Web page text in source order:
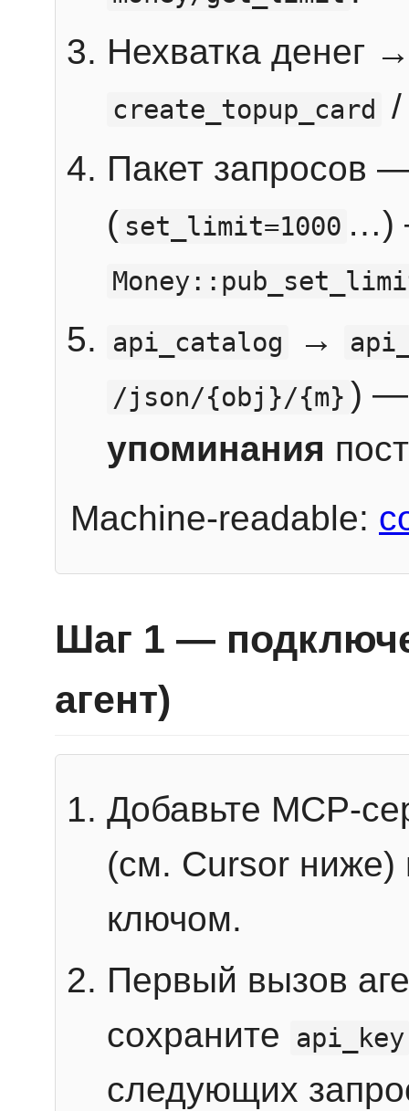
Нехватка денег
create_topup_card
Пакет запросов
( set_limit=1000 …)
api_catalog
→
/json/{obj}/{m} ) —
упоминания
Machine-readable:
Шаг 1 —
агент)
Добавьте MCP-
(см. Cursor ниже)
ключом.
Первый вызов
сохраните
api_key
следующих